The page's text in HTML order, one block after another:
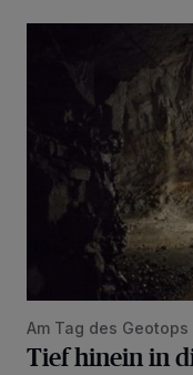
Am Tag des Geotops
Tief hinein in